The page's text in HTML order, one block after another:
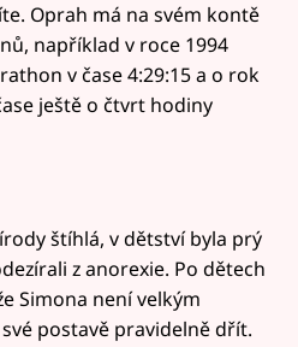
Oprah má na svém kontě
například v roce 1994
v čase 4:29:15 a o rok
ještě o čtvrt hodiny
štíhlá, v dětství byla prý
z anorexie. Po dětech
Simona není velkým
postavě pravidelně dřít.